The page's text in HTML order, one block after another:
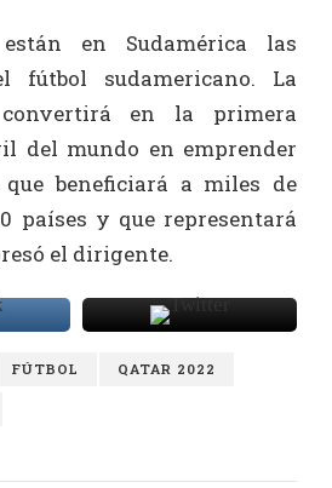
en Sudamérica las
fútbol sudamericano. La
en la primera
del mundo en emprender
beneficiará a miles de
países y que representará
el dirigente.
FÚTBOL QATAR 2022